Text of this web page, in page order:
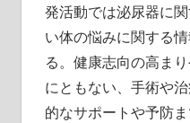
発活動では泌尿器に
い体の悩みに関する
る。健康志向の高ま
にともない、手術や
的なサポートや予防